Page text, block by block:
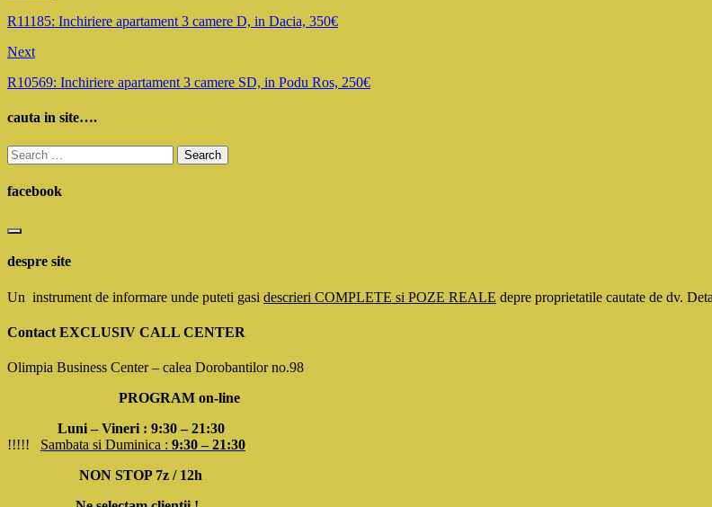
R11185: Inchiriere apartament 3 camere D, in Dacia, 350€
Next
R10569: Inchiriere apartament 3 camere SD, in Podu Ros, 250€
cauta in site….
Search
for:
facebook
despre site
Un instrument de informare unde puteti gasi descrieri COMPLETE si POZE REALE depre proprietatile cautate de dv.
Contact EXCLUSIV CALL CENTER
Olimpia Business Center – calea Dorobantilor no.98
PROGRAM on-line
Luni – Vineri : 9:30 – 21:30
!!!!! Sambata si Duminica : 9:30 – 21:30
NON STOP 7z / 12h